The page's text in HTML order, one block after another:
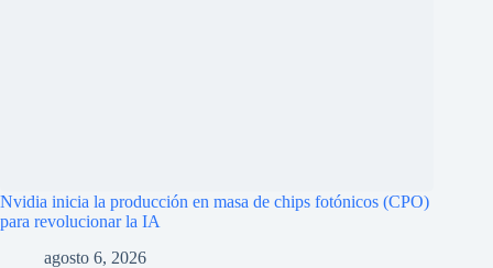
Nvidia inicia la producción en masa de chips fotónicos (CPO)
para revolucionar la IA
agosto 6, 2026